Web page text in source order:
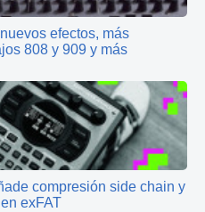
efectos, más
808 y 909 y más
compresión side chain y
exFAT